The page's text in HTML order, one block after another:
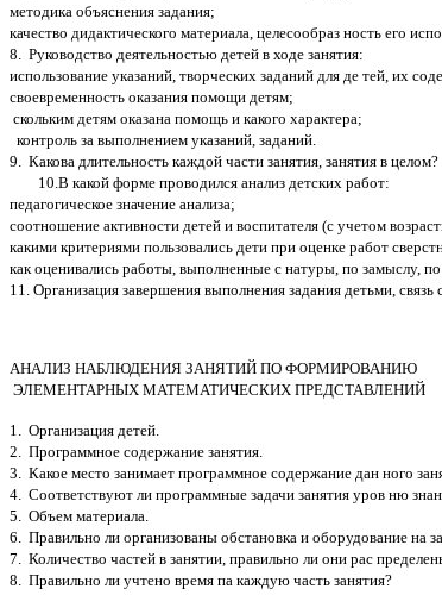
методика объяснения задания;
качество дидактического материала, целесообраз ность его
8. Руководство деятельностью детей в ходе занятия:
использование указаний, творческих заданий для де тей, их
своевременность оказания помощи детям;
скольким детям оказана помощь и какого характера;
контроль за выполнением указаний, заданий.
9. Какова длительность каждой части занятия, занятия в целом?
10.В какой форме проводился анализ детских работ:
педагогическое значение анализа;
соотношение активности детей и воспитателя (с учетом
какими критериями пользовались дети при оценке работ
как оценивались работы, выполненные с натуры, по замыслу,
11. Организация завершения выполнения задания детьми, связь
АНАЛИЗ НАБЛЮДЕНИЯ ЗАНЯТИЙ ПО ФОРМИРОВАНИЮ
ЭЛЕМЕНТАРНЫХ МАТЕМАТИЧЕСКИХ ПРЕДСТАВЛЕНИЙ
1. Организация детей.
2. Программное содержание занятия.
3. Какое место занимает программное содержание дан ного
4. Соответствуют ли программные задачи занятия уров ню
5. Объем материала.
6. Правильно ли организованы обстановка и оборудование на
7. Количество частей в занятии, правильно ли они рас
8. Правильно ли учтено время па каждую часть занятия?